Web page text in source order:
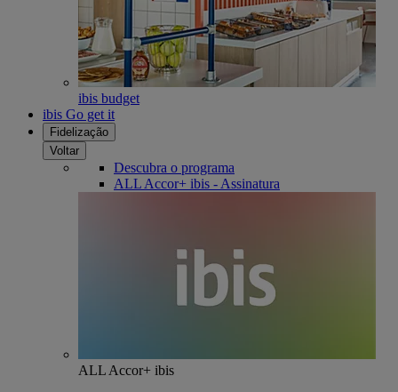
ibis budget
ibis Go get it
Fidelização
Voltar
Descubra o programa
ALL Accor+ ibis - Assinatura
ALL Accor+ ibis